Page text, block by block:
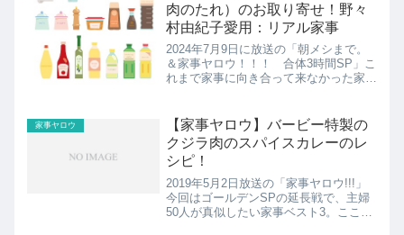
肉のたれ）のお取り寄せ！野々
村由紀子愛用：リアル家事
2024年7月9日に放送の「朝メシまで。
＆家事ヤロウ！！！ 合体3時間SP」こ
れまで家事に向き合って来なかった家事
戦＆豪華芸能人の自宅のぞき見リアル家
事こちらでは野々村...
家事ヤロウ
【家事ヤロウ】バービー特製の
クジラ肉のスパイスカレーのレ
シピ！
2019年5月2日放送の「家事ヤロウ!!!」
今回はゴールデンSPの延長戦で、主婦
50人が真似したい家事ベスト3。ここで